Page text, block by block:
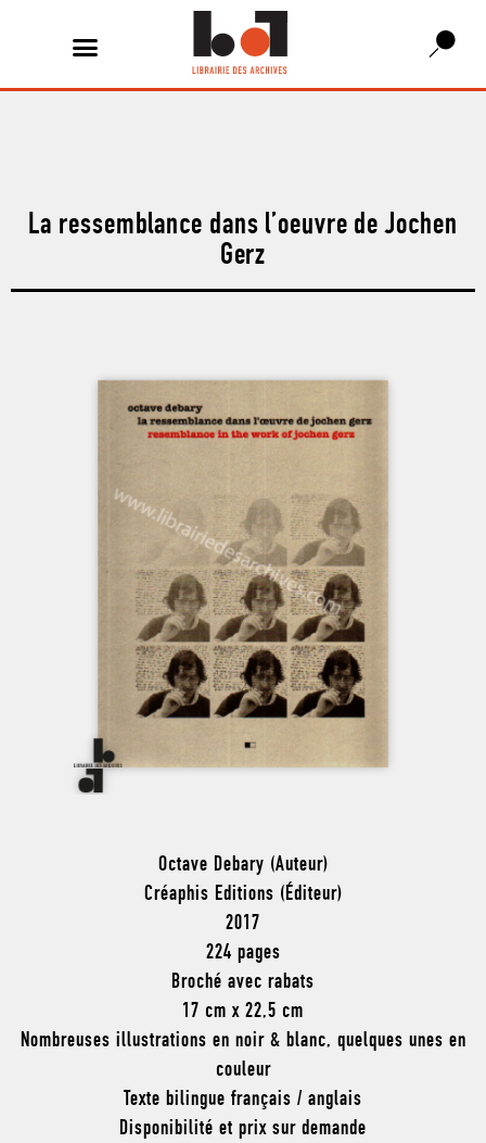
La ressemblance dans l’oeuvre de Jochen
Gerz
Octave Debary (Auteur)
Créaphis Editions (Éditeur)
2017
224 pages
Broché avec rabats
17 cm x 22,5 cm
Nombreuses illustrations en noir & blanc, quelques unes en
couleur
Texte bilingue français / anglais
Disponibilité et prix sur demande